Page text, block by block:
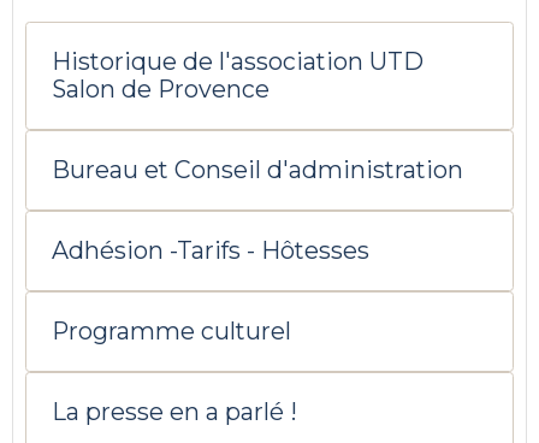
Historique de l'association UTD
Salon de Provence
Bureau et Conseil d'administration
Adhésion -Tarifs - Hôtesses
Programme culturel
La presse en a parlé !